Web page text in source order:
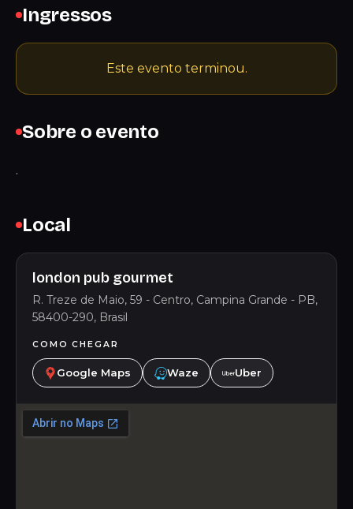
Sobre o evento
.
Local
london pub gourmet
R. Treze de Maio, 59 - Centro, Campina Grande - PB,
58400-290, Brasil
COMO CHEGAR
Google Maps Waze Uber
Ingressos
Este evento terminou.